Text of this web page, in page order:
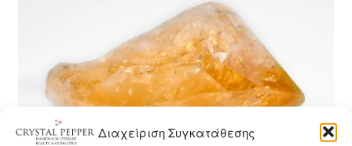
Διαχείριση Συγκατάθεσης